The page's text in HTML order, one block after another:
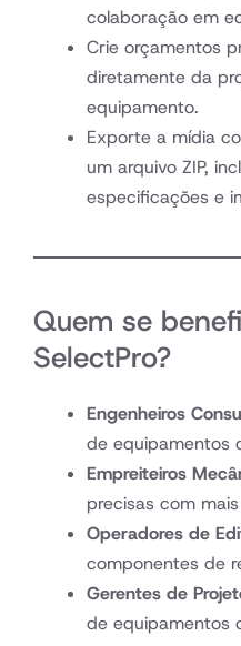
colaboração em
Crie orçamentos
diretamente da
equipamento.
Exporte a mídia
um arquivo ZIP,
especificações e
Quem se
SelectPro?
Engenheiros
de equipamentos
Empreiteiros
precisas com
Operadores de
componentes de
Gerentes de
de equipamentos